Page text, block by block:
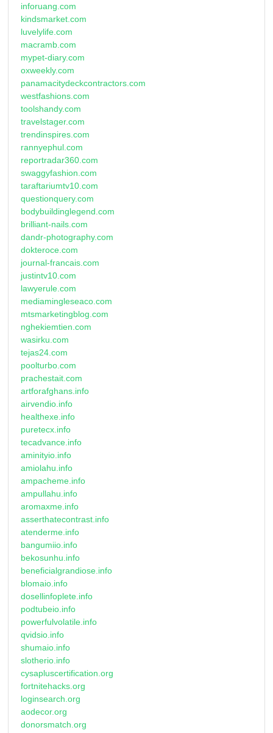
inforuang.com
kindsmarket.com
luvelylife.com
macramb.com
mypet-diary.com
oxweekly.com
panamacitydeckcontractors.com
westfashions.com
toolshandy.com
travelstager.com
trendinspires.com
rannyephul.com
reportradar360.com
swaggyfashion.com
taraftariumtv10.com
questionquery.com
bodybuildinglegend.com
brilliant-nails.com
dandr-photography.com
dokteroce.com
journal-francais.com
justintv10.com
lawyerule.com
mediamingleseaco.com
mtsmarketingblog.com
nghekiemtien.com
wasirku.com
tejas24.com
poolturbo.com
prachestait.com
artforafghans.info
airvendio.info
healthexe.info
puretecx.info
tecadvance.info
aminityio.info
amiolahu.info
ampacheme.info
ampullahu.info
aromaxme.info
asserthatecontrast.info
atenderme.info
bangumiio.info
bekosunhu.info
beneficialgrandiose.info
blomaio.info
dosellinfoplete.info
podtubeio.info
powerfulvolatile.info
qvidsio.info
shumaio.info
slotherio.info
cysapluscertification.org
fortnitehacks.org
loginsearch.org
aodecor.org
donorsmatch.org